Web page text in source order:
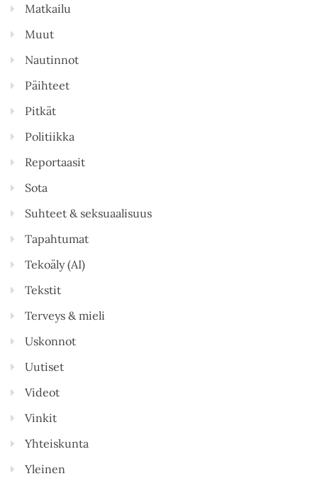
Matkailu
Muut
Nautinnot
Päihteet
Pitkät
Politiikka
Reportaasit
Sota
Suhteet & seksuaalisuus
Tapahtumat
Tekoäly (AI)
Tekstit
Terveys & mieli
Uskonnot
Uutiset
Videot
Vinkit
Yhteiskunta
Yleinen